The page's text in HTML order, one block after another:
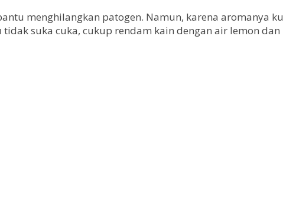
menghilangkan patogen. Namun, karena aromanya
suka cuka, cukup rendam kain dengan air lemon